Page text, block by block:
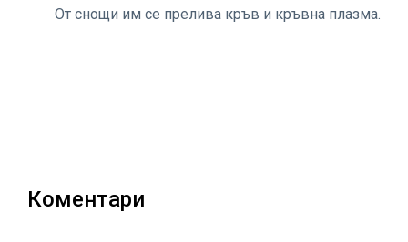
От снощи им се прелива кръв и кръвна плазма.
Коментари